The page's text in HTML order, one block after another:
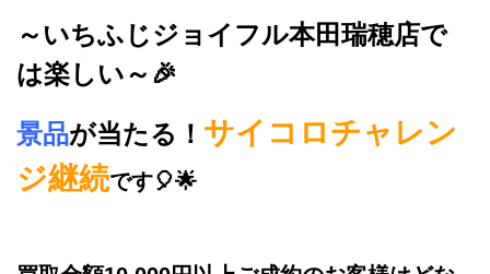
～いちふじジョイフル本田瑞穂店で
は楽しい～🎉
景品が当たる！ サイコロチャレン
ジ継続です🎈🌟